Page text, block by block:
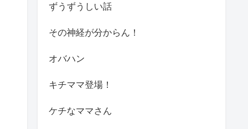
ずうずうしい話
その神経が分からん！
オバハン
キチママ登場！
ケチなママさん